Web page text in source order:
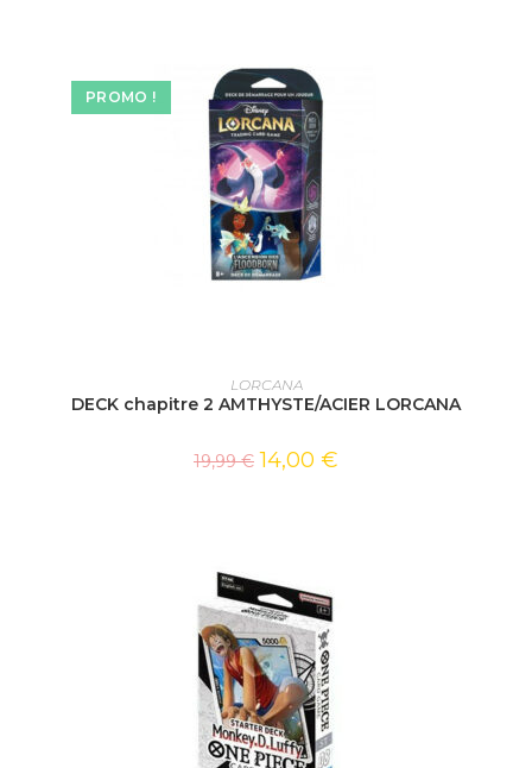
PROMO !
AJOUTER AU PANIER
LORCANA
DECK chapitre 2 AMTHYSTE/ACIER LORCANA
19,99€ 14,00 €